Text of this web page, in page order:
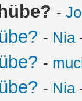
-
- Nia
-
- Nia